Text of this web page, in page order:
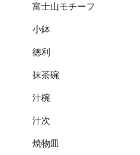
富士山モチーフ
小鉢
徳利
抹茶碗
汁椀
汁次
焼物皿